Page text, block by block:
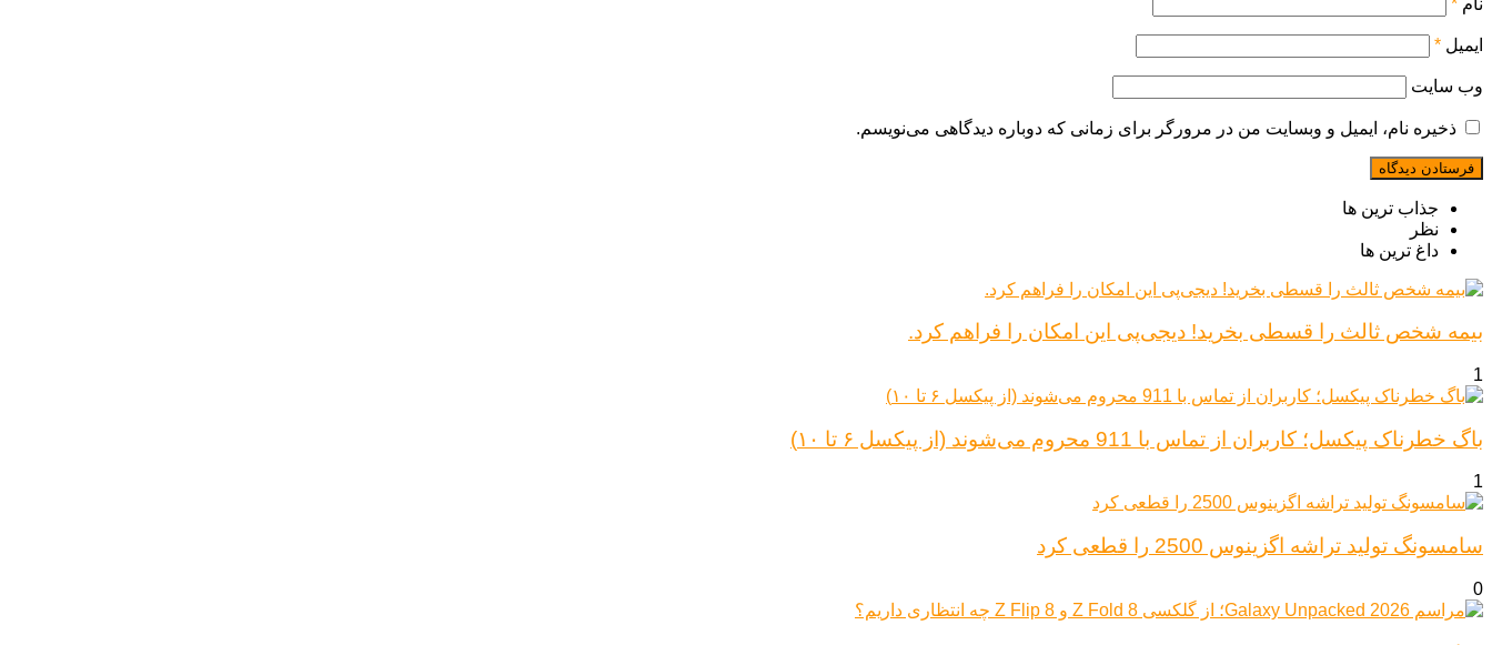
ایمیل *
وب‌ سایت
ذخیره نام، ایمیل و وبسایت من در مرورگر برای زمانی که دوباره دیدگاهی می‌نویسم.
جذاب ترین ها
نظر
داغ ترین ها
بیمه شخص ثالث را قسطی بخرید! دیجی‌پی این امکان را فراهم کرد.
1
باگ خطرناک پیکسل؛ کاربران از تماس با 911 محروم می‌شوند (از پیکسل ۶ تا ۱۰)
1
سامسونگ تولید تراشه اگزینوس 2500 را قطعی کرد
0